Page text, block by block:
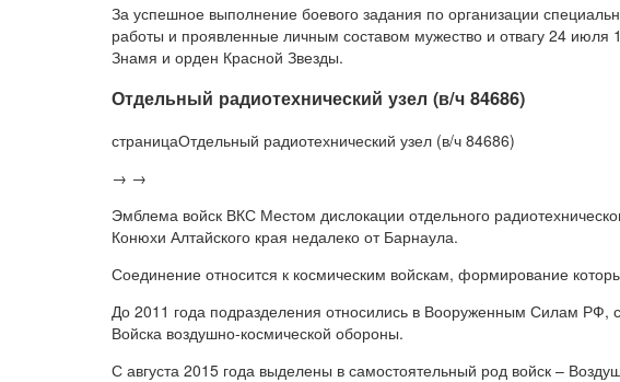
За успешное выполнение боевого задания по организации
работы и проявленные личным составом мужество и отвагу 24 июля
Знамя и орден Красной Звезды.
Отдельный радиотехнический узел (в/ч 84686)
страницаОтдельный радиотехнический узел (в/ч 84686)
→ →
Эмблема войск ВКС Местом дислокации отдельного
Конюхи Алтайского края недалеко от Барнаула.
Соединение относится к космическим войскам, формирование
До 2011 года подразделения относились в Вооруженным Силам РФ,
Войска воздушно-космической обороны.
С августа 2015 года выделены в самостоятельный род войск –